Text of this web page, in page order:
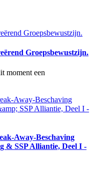
Groepsbewustzijn.
moment een
Away-Beschaving
& SSP Alliantie, Deel I -